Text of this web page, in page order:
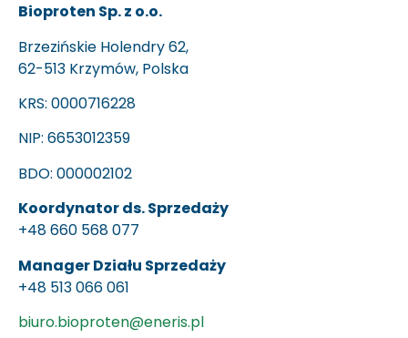
Bioproten Sp. z o.o.
Brzezińskie Holendry 62,
62-513 Krzymów, Polska
KRS: 0000716228
NIP: 6653012359
BDO: 000002102
Koordynator ds. Sprzedaży
+48 660 568 077
Manager Działu Sprzedaży
+48 513 066 061
biuro.bioproten@eneris.pl